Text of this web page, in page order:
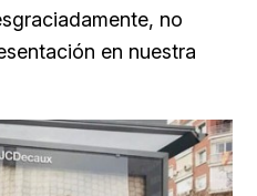
no
en nuestra